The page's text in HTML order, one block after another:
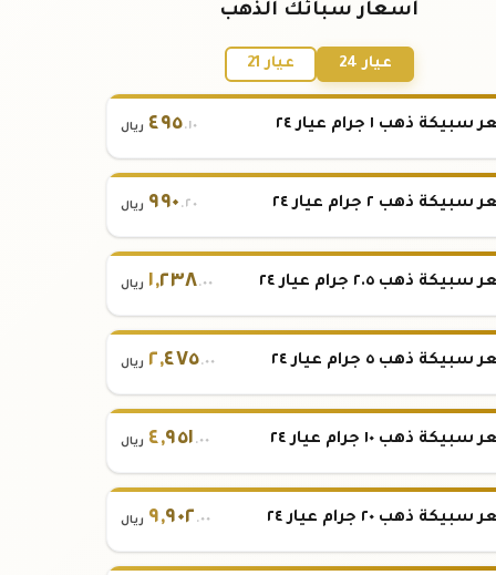
أسعار سبائك الذهب
عيار 24 عيار 21
ذهب ١ جرام عيار ٢٤ ٤٩٥.١٠ ريال
ذهب ٢ جرام عيار ٢٤ ٩٩٠ .٢٠ ريال
ذهب ٢.٥ جرام عيار ٢٤ ١,٢٣٨.٠٠ ريال
ذهب ٥ جرام عيار ٢٤ ٢,٤٧٥.٠٠ ريال
ذهب ١٠ جرام عيار ٢٤ ٤,٩٥١ .٠٠ ريال
ذهب ٢٠ جرام عيار ٢٤ ٩,٩٠٢ .٠٠ ريال